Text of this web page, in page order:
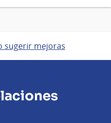
sugerir mejoras